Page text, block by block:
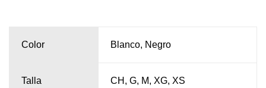
Color Blanco, Negro
Talla CH, G, M, XG, XS